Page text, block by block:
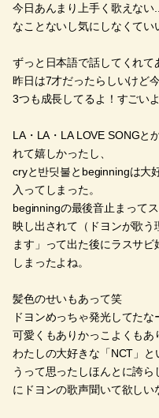
今日あんまり上手く歌えな
なことないし気にしなくてい
ずっと日本語で話してくれて
昨日は7才だったらしいけど
3つも成長してるよ！すごい
LA・LA・LA LOVE SONGと
れて嬉しかったし、
cryと반딧불とbeginningは大
入ってしまった。
beginningの最後音止まって
映し出されて（ドヨンが歌
ます」って出た後にラスサ
しまったよね。
髪色のせいもあって笑
ドヨンめっちゃ発光してたな
可愛くもありかっこよくもあ
わたしの大好きな「NCT」
うって思ったしほんとに誇
にドヨンの歌声聞いて欲しい